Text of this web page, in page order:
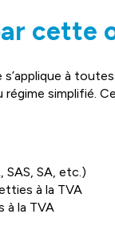
cette
à
régime simplifié.
SAS, SA, etc.)
à la TVA
à la TVA